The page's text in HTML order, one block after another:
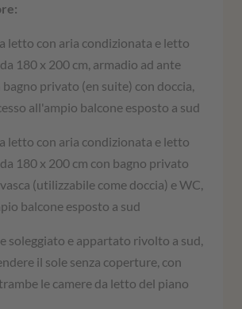
letto con aria condizionata e letto
180 x 200 cm, armadio ad ante
privato (en suite) con doccia,
all'ampio balcone esposto a sud
letto con aria condizionata e letto
180 x 200 cm con bagno privato
(utilizzabile come doccia) e WC,
balcone esposto a sud
soleggiato e appartato rivolto a sud,
il sole senza coperture, con
le camere da letto del piano